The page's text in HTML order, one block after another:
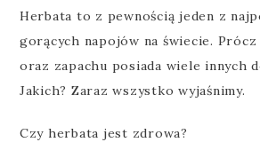
Herbata to z pewnością jeden z
gorących napojów na świecie.
oraz zapachu posiada wiele innych
Jakich? Zaraz wszystko wyjaśnimy.
Czy herbata jest zdrowa?